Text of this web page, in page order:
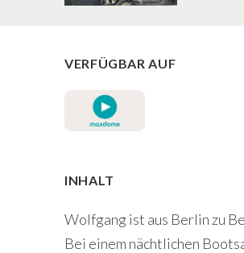
VERFÜGBAR AUF
INHALT
Wolfgang ist aus Berlin zu
Bei einem nächtlichen